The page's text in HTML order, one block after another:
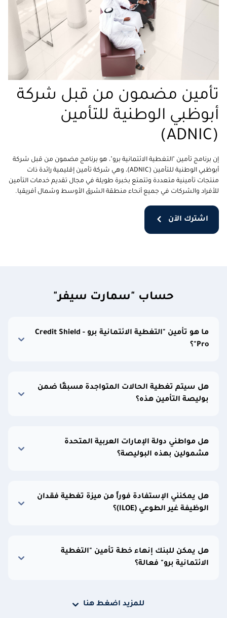
تأمين مضمون من قبل شركة
أبوظبي الوطنية للتأمين
(ADNIC)
إن برنامج تأمين "التغطية الائتمانية برو"، هو برنامج مضمون من قبل شركة
أبوظبي الوطنية للتأمين (ADNIC)، وهي شركة تأمين إقليمية رائدة ذات
منتجات تأمينية متعددة وتتمتع بخبرة طويلة في مجال تقديم خدمات التأمين
للأفراد والشركات في جميع أنحاء منطقة الشرق الأوسط وشمال أفريقيا.
اشترك الآن
حساب "سمارت سيفر"
ما هو تأمين "التغطية الائتمانية برو - Credit Shield
Pro"؟
هل سيتم تغطية الحالات المتواجدة مسبقًا ضمن
بوليصة التأمين هذه؟
هل مواطني دولة الإمارات العربية المتحدة
مشمولين بهذه البوليصة؟
هل يمكنني الإستفادة فوراً من ميزة تغطية فقدان
الوظيفة غير الطوعي (ILOE)؟
هل يمكن للبنك إنهاء خطة تأمين "التغطية
الائتمانية برو" فعالة؟
للمزيد اضغط هنا